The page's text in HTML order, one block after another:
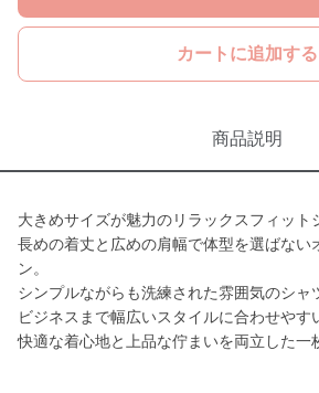
カートに追加する
商品説明
大きめサイズが魅力のリラックスフィット
長めの着丈と広めの肩幅で体型を選ばない
ン。
シンプルながらも洗練された雰囲気のシャ
ビジネスまで幅広いスタイルに合わせやす
快適な着心地と上品な佇まいを両立した一